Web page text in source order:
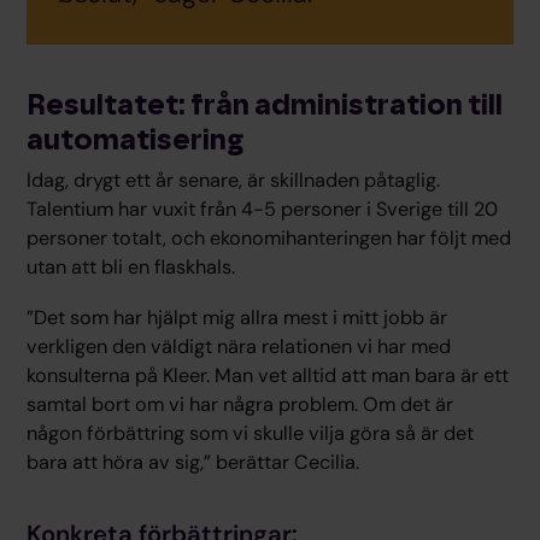
Resultatet: från administration till
automatisering
Idag, drygt ett år senare, är skillnaden påtaglig.
Talentium har vuxit från 4-5 personer i Sverige till 20
personer totalt, och ekonomihanteringen har följt med
utan att bli en flaskhals.
”Det som har hjälpt mig allra mest i mitt jobb är
verkligen den väldigt nära relationen vi har med
konsulterna på Kleer. Man vet alltid att man bara är ett
samtal bort om vi har några problem. Om det är
någon förbättring som vi skulle vilja göra så är det
bara att höra av sig,” berättar Cecilia.